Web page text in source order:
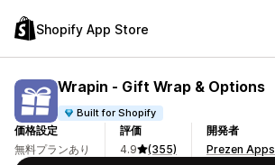
Shopify App Store
Wrapin ‑ Gift Wrap & Options
Built for Shopify
価格設定
無料プランあり
評価
4.9
(355)
開発者
Prezen Apps